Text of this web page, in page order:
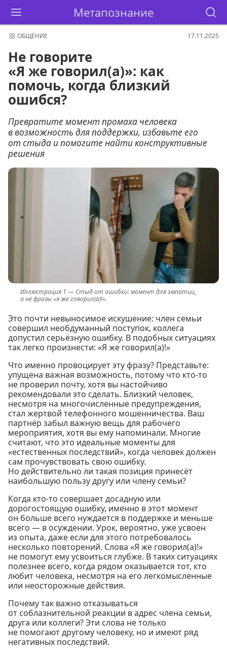
Метапознание
ОБЩЕНИЕ 17.11.2025
Не говорите
«Я же говорил(а)»: как
помочь, когда близкий
ошибся?
Превратите момент промаха человека
в возможность для поддержки, избавьте его
от стыда и помогите найти конструктивные
решения
Стыд от ошибки: момент для эмпатии,
а не фразы «я же говорил(а)!».
Это почти невыносимое искушение: член семьи
совершил необдуманный поступок, коллега
допустил серьёзную ошибку. В подобных ситуациях
так легко произнести: «Я же говорил(а)!»
Что именно провоцирует эту фразу? Представьте:
упущена важная возможность, потому что кто-то
не проверил почту, хотя вы настойчиво
рекомендовали это сделать. Близкий человек,
несмотря на многочисленные предупреждения,
стал жертвой телефонного мошенничества. Ваш
партнёр забыл важную вещь для рабочего
мероприятия, хотя вы ему напоминали. Многие
считают, что это идеальные моменты для
«естественных последствий», когда человек должен
сам прочувствовать свою ошибку.
Но действительно ли такая позиция принесёт
наибольшую пользу другу или члену семьи?
Когда кто-то совершает досадную или
дорогостоящую ошибку, именно в этот момент
он больше всего нуждается в поддержке и меньше
всего — в осуждении. Урок, вероятно, уже усвоен
из опыта, даже если для этого потребовалось
несколько повторений. Слова «Я же говорил(а)!»
не помогут ему усвоиться глубже. В таких ситуациях
полезнее всего, когда рядом оказывается тот, кто
любит человека, несмотря на его легкомысленные
или неосторожные действия.
Почему так важно отказываться
от соблазнительной реакции в адрес члена семьи,
друга или коллеги? Эти слова не только
не помогают другому человеку, но и имеют ряд
негативных последствий.